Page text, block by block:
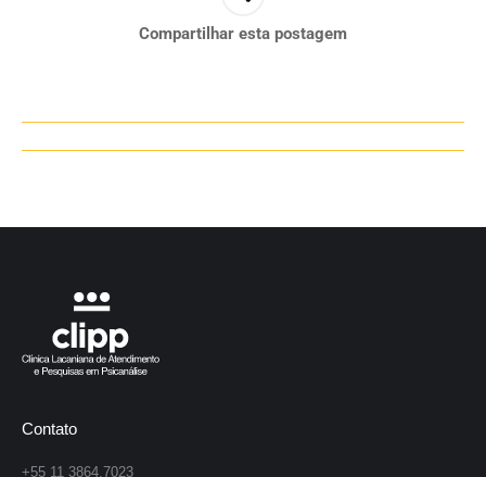
Compartilhar esta postagem
Navegação
post:
Contato
+55 11 3864.7023